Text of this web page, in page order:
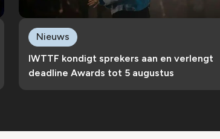
IWTTF kondigt sprekers aan en verlengt
deadline Awards tot 5 augustus
Nieuws